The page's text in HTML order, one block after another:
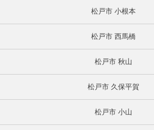
松戸市 小根本
松戸市 西馬橋
松戸市 秋山
松戸市 久保平賀
松戸市 小山